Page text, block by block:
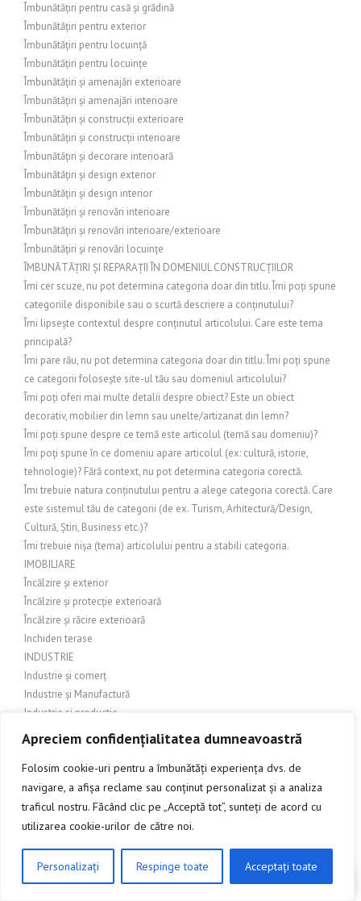
Apreciem confidențialitatea dumneavoastră
Folosim cookie-uri pentru a îmbunătăți experiența dvs. de
navigare, a afișa reclame sau conținut personalizat și a analiza
traficul nostru. Făcând clic pe „Acceptă tot”, sunteți de acord cu
utilizarea cookie-urilor de către noi.
Personalizați Respinge toate Acceptați toate
Îmbunătățiri pentru casă și grădină
Îmbunătățiri pentru exterior
Îmbunătățiri pentru locuință
Îmbunătățiri pentru locuințe
Îmbunătățiri și amenajări exterioare
Îmbunătățiri și amenajări interioare
Îmbunătățiri și construcții exterioare
Îmbunătățiri și construcții interioare
Îmbunătățiri și decorare interioară
Îmbunătățiri și design exterior
Îmbunătățiri și design interior
Îmbunătățiri și renovări interioare
Îmbunătățiri și renovări interioare/exterioare
Îmbunătățiri și renovări locuințe
ÎMBUNĂTĂȚIRI ȘI REPARAȚII ÎN DOMENIUL CONSTRUCȚIILOR
Îmi cer scuze, nu pot determina categoria doar din titlu. Îmi poți spune
categoriile disponibile sau o scurtă descriere a conținutului?
Îmi lipsește contextul despre conținutul articolului. Care este tema
principală?
Îmi pare rău, nu pot determina categoria doar din titlu. Îmi poți spune
ce categorii folosește site-ul tău sau domeniul articolului?
Îmi poți oferi mai multe detalii despre obiect? Este un obiect
decorativ, mobilier din lemn sau unelte/artizanat din lemn?
Îmi poți spune despre ce temă este articolul (temă sau domeniu)?
Îmi poți spune în ce domeniu apare articolul (ex: cultură, istorie,
tehnologie)? Fără context, nu pot determina categoria corectă.
Îmi trebuie natura conținutului pentru a alege categoria corectă. Care
este sistemul tău de categorii (de ex. Turism, Arhitectură/Design,
Cultură, Știri, Business etc.)?
Îmi trebuie nișa (tema) articolului pentru a stabili categoria.
IMOBILIARE
Încălzire și exterior
Încălzire și protecție exterioară
Încălzire și răcire exterioară
Inchideri terase
INDUSTRIE
Industrie și comerț
Industrie și Manufactură
Industrie si productie
Industrie și servicii
Industrie textilă
INGINERIE
Îngrijire balcon
Îngrijire exterioară
Îngrijire grădină
Îngrijire grădină și exterior
Îngrijire grădină și peisagistică
CLICK AICI PENTRU A DISCUTA